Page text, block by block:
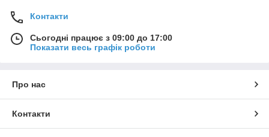
Контакти
Сьогодні працює з 09:00 до 17:00
Показати весь графік роботи
Про нас
Контакти